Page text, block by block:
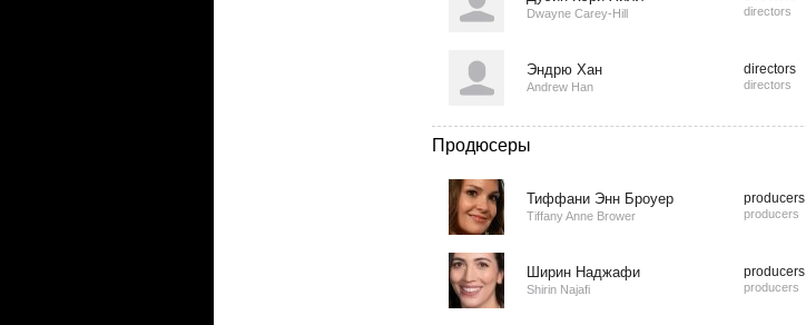
Dwayne Carey-Hill directors
Эндрю Хан
Andrew Han
directors
directors
Продюсеры
Тиффани Энн Броуер
Tiffany Anne Brower
producers
producers
Ширин Наджафи
Shirin Najafi
producers
producers